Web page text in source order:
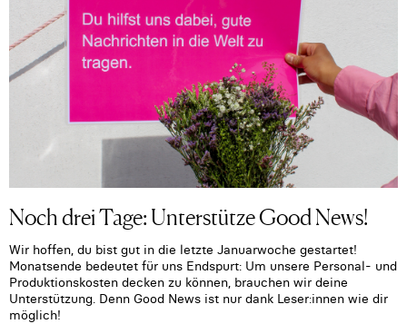
Noch drei Tage: Unterstütze Good News!
Wir hoffen, du bist gut in die letzte Januarwoche gestartet!
Monatsende bedeutet für uns Endspurt: Um unsere Personal- und
Produktionskosten decken zu können, brauchen wir deine
Unterstützung. Denn Good News ist nur dank Leser:innen wie dir
möglich!